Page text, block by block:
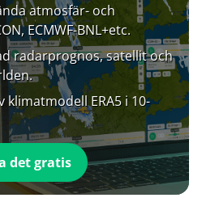
atmosfär- och
ECMWF-BNL+etc.
radarprognos, satellit och
klimatmodell ERA5 i 10-
det gratis